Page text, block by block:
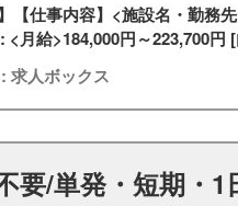
】【仕事内容】<施設名・勤
<月給>184,000円～223,700円
求人ボックス
要/単発・短期・